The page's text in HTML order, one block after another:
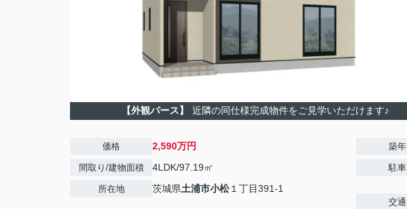
【外観パース】 近隣の同仕様完成物件をご見学いただけます♪
価格 2,590万円
間取り/建物面積 4LDK/97.19㎡
所在地 茨城県土浦市小松１丁目391-1
築年
駐車
交通